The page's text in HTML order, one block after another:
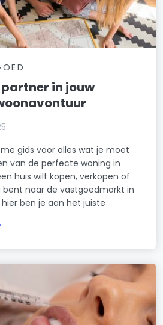
in jouw
gids voor alles wat je moet
van de perfecte woning in
huis wilt kopen, verkopen of
bent naar de vastgoedmarkt in
ben je aan het juiste